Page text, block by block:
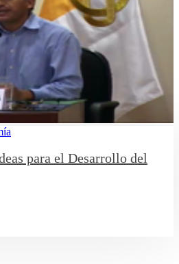
para el Desarrollo del